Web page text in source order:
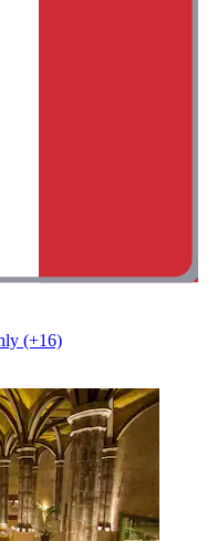
(+16)